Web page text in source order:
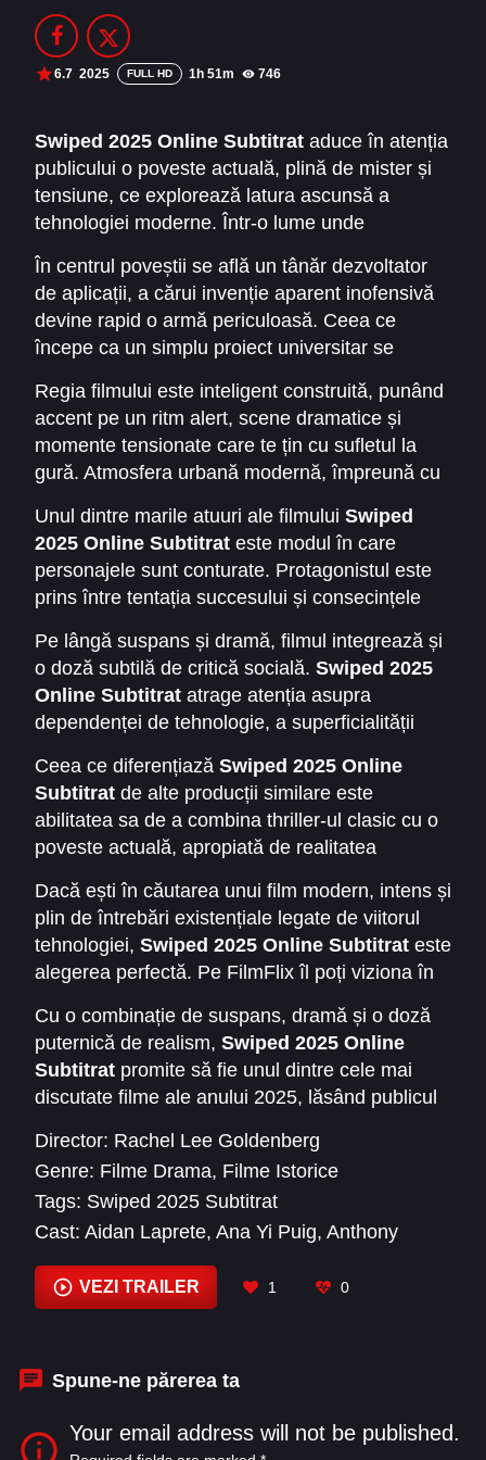
Filme Online 2014
Filme Online 2012 Filme Online 2011
DMCA
SERIALE ONLINE
TERMENI ȘI CONDIȚII
CONTACT
6.7 2025 FULL HD 1h 51m 746
Swiped 2025 Online Subtitrat aduce în atenția
publicului o poveste actuală, plină de mister și
tensiune, ce explorează latura ascunsă a
tehnologiei moderne. Într-o lume unde
aplicațiile, rețelele de socializare și datele
digitale controlează viețile oamenilor, filmul
ridică întrebări profunde despre intimitate,
manipulare și puterea de a decide cine deține
controlul asupra informației personale.
În centrul poveștii se află un tânăr dezvoltator
de aplicații, a cărui invenție aparent inofensivă
devine rapid o armă periculoasă. Ceea ce
începe ca un simplu proiect universitar se
obsesiei. Pe măsură ce aplicația capătă
popularitate, Swiped 2025 Online Subtitrat
dezvăluie efectele devastatoare pe care
tehnologia le poate avea asupra relațiilor,
încrederii și chiar asupra vieții personale.
Regia filmului este inteligent construită, punând
accent pe un ritm alert, scene dramatice și
momente tensionate care te țin cu sufletul la
gură. Atmosfera urbană modernă, împreună cu
creeze un cadru autentic pentru o poveste care
pare desprinsă chiar din realitatea
contemporană.
Unul dintre marile atuuri ale filmului Swiped
2025 Online Subtitrat este modul în care
personajele sunt conturate. Protagonistul este
prins între tentația succesului și consecințele
imagine clară asupra dilemei etice pe care mulți
o confruntă în era digitală. Actorii aduc
interpretări de impact, pline de emoție, care fac
ca tensiunea dintre personaje să pară reală și
credibilă.
Pe lângă suspans și dramă, filmul integrează și
o doză subtilă de critică socială. Swiped 2025
Online Subtitrat atrage atenția asupra
dependenței de tehnologie, a superficialității
fi „șterși” sau controlați printr-un simplu swipe.
Această temă modernă îl face relevant și
captivant pentru publicul de toate vârstele, în
special pentru cei care trăiesc constant
conectați la mediul online.
Ceea ce diferențiază Swiped 2025 Online
Subtitrat de alte producții similare este
abilitatea sa de a combina thriller-ul clasic cu o
poveste actuală, apropiată de realitatea
reflectezi asupra propriilor obiceiuri digitale și
asupra riscurilor pe care le asumăm zilnic atunci
când ne expunem viețile pe internet.
Dacă ești în căutarea unui film modern, intens și
plin de întrebări existențiale legate de viitorul
tehnologiei, Swiped 2025 Online Subtitrat este
alegerea perfectă. Pe FilmFlix îl poți viziona în
pentru a te bucura de fiecare detaliu al poveștii.
Cu o combinație de suspans, dramă și o doză
puternică de realism, Swiped 2025 Online
Subtitrat promite să fie unul dintre cele mai
discutate filme ale anului 2025, lăsând publicul
Director: Rachel Lee Goldenberg
Genre: Filme Drama, Filme Istorice
Tags: Swiped 2025 Subtitrat
Cast: Aidan Laprete, Ana Yi Puig, Anthony
Manohar, Chloe Ray Christopher McDonald
Ciara Bravo, Clea DuVall
VEZI TRAILER 1 0
Spune-ne părerea ta
Your email address will not be published.